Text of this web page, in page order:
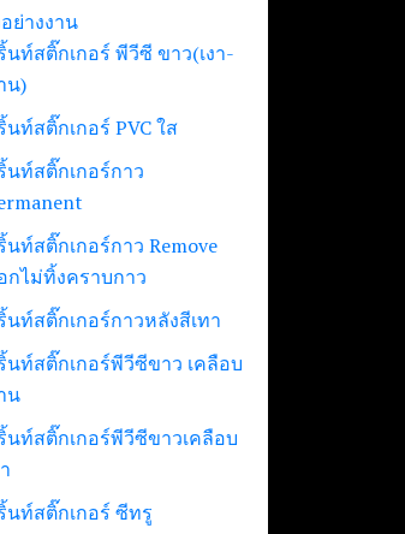
ย่างงาน
นท์สติ๊กเกอร์ พีวีซี ขาว(เงา-
น)
นท์สติ๊กเกอร์ PVC ใส
นท์สติ๊กเกอร์กาว
นท์สติ๊กเกอร์กาว Remove
กไม่ทิ้งคราบกาว
นท์สติ๊กเกอร์กาวหลังสีเทา
นท์สติ๊กเกอร์พีวีซีขาว เคลือบ
น
นท์สติ๊กเกอร์พีวีซีขาวเคลือบ
นท์สติ๊กเกอร์ ซีทรู